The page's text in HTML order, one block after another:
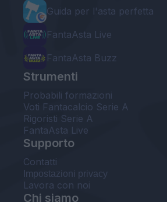
Guida per l'asta perfetta
FantaAsta Live
FantaAsta Buzz
Strumenti
Probabili formazioni
Voti Fantacalcio Serie A
Rigoristi Serie A
FantaAsta Live
Supporto
Contatti
Impostazioni privacy
Lavora con noi
Chi siamo